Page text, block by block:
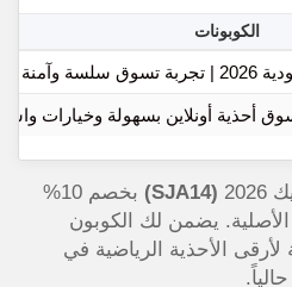
الكوبونات
(SJA14)
بخصم 10%
يضمن لك الكوبون
الأحذية الرياضية في